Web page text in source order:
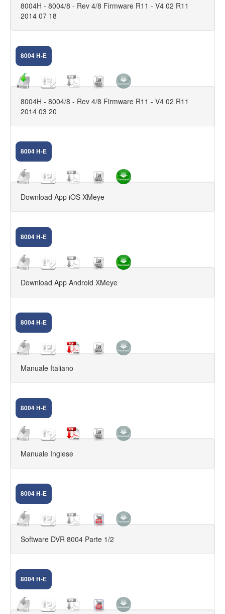
8004H - 8004/8 - Rev 4/8 Firmware R11 - V4 02 R11
2014 07 18
8004 H-E
8004H - 8004/8 - Rev 4/8 Firmware R11 - V4 02 R11
2014 03 20
8004 H-E
Download App iOS XMeye
8004 H-E
Download App Android XMeye
8004 H-E
Manuale Italiano
8004 H-E
Manuale Inglese
8004 H-E
Software DVR 8004 Parte 1/2
8004 H-E